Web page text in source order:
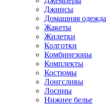
Джинсы
Домашняя одежда
Жакеты
Жилетки
Колготки
Комбинезоны
Комплекты
Костюмы
Лонгсливы
Лосины
Нижнее белье